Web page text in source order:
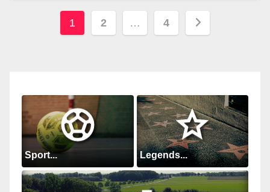
Seitennummerierung
1 2 … 4
Sport... Legends...